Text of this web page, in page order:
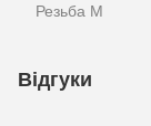
Резьба М
Відгуки